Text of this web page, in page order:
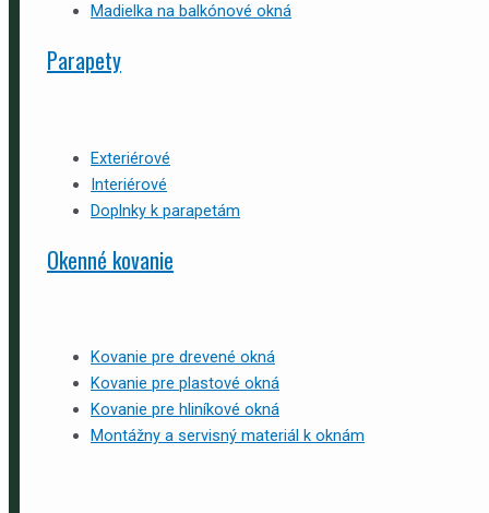
Madielka na balkónové okná
Parapety
Exteriérové
Interiérové
Doplnky k parapetám
Okenné kovanie
Kovanie pre drevené okná
Kovanie pre plastové okná
Kovanie pre hliníkové okná
Montážny a servisný materiál k oknám